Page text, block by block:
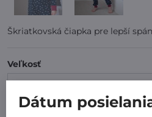
Škriatkovská čiapka pre lepší
Veľkosť
Dátum